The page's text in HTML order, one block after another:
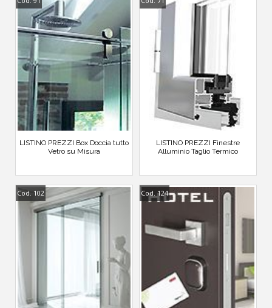
LISTINO PREZZI Box Doccia tutto
Vetro su Misura
LISTINO PREZZI Finestre
Alluminio Taglio Termico
Cod. 102 Cod. 124